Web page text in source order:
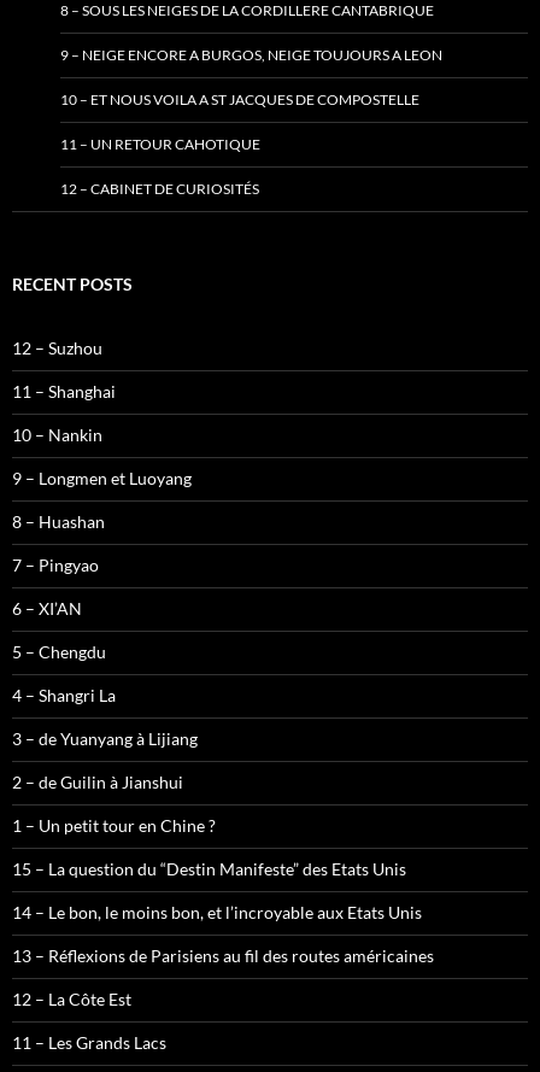
8 – SOUS LES NEIGES DE LA CORDILLERE CANTABRIQUE
9 – NEIGE ENCORE A BURGOS, NEIGE TOUJOURS A LEON
10 – ET NOUS VOILA A ST JACQUES DE COMPOSTELLE
11 – UN RETOUR CAHOTIQUE
12 – CABINET DE CURIOSITÉS
RECENT POSTS
12 – Suzhou
11 – Shanghai
10 – Nankin
9 – Longmen et Luoyang
8 – Huashan
7 – Pingyao
6 – XI’AN
5 – Chengdu
4 – Shangri La
3 – de Yuanyang à Lijiang
2 – de Guilin à Jianshui
1 – Un petit tour en Chine ?
15 – La question du “Destin Manifeste” des Etats Unis
14 – Le bon, le moins bon, et l’incroyable aux Etats Unis
13 – Réflexions de Parisiens au fil des routes américaines
12 – La Côte Est
11 – Les Grands Lacs